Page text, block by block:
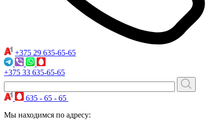
+375 29 635-65-65
+375 33 635-65-65
635 - 65 - 65
Мы находимся по адресу: